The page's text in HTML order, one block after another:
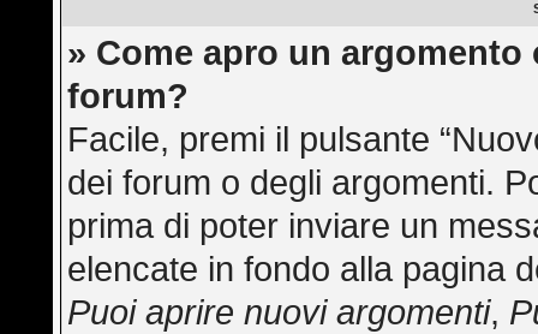
» Come apro un
forum?
Facile, premi il pulsante
dei forum o degli argomenti.
prima di poter inviare un
elencate in fondo alla pagina
Puoi aprire nuovi argomenti,